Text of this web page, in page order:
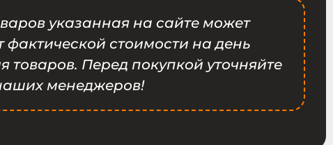
указанная на сайте может
фактической стоимости на день
товаров. Перед покупкой уточняйте
менеджеров!